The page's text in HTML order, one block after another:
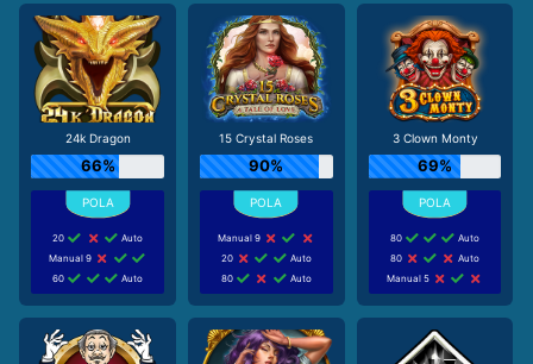
24k Dragon
66%
20
Auto
Manual 9
60
Auto
15 Crystal Roses
90%
Manual 9
20
Auto
80
Auto
3 Clown Monty
69%
80
Auto
80
Auto
Manual 5